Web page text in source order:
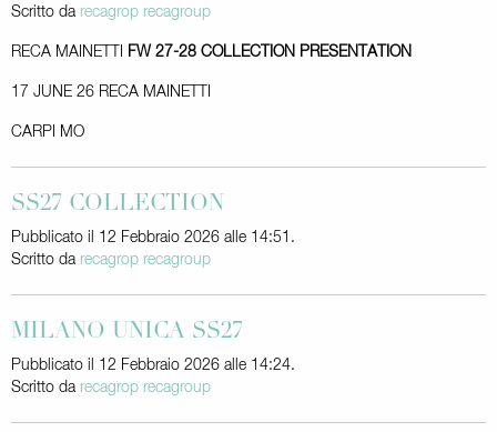
Scritto da recagrop recagroup
RECA MAINETTI FW 27-28 COLLECTION PRESENTATION
17 JUNE 26 RECA MAINETTI
CARPI MO
SS27 COLLECTION
Pubblicato il 12 Febbraio 2026 alle 14:51.
Scritto da recagrop recagroup
MILANO UNICA SS27
Pubblicato il 12 Febbraio 2026 alle 14:24.
Scritto da recagrop recagroup